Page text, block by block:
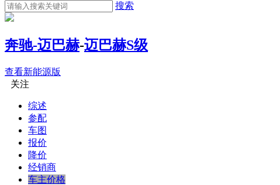
搜索
奔驰-迈巴赫-迈巴赫S级
查看新能源版
关注
综述
参配
车图
报价
降价
经销商
车主价格